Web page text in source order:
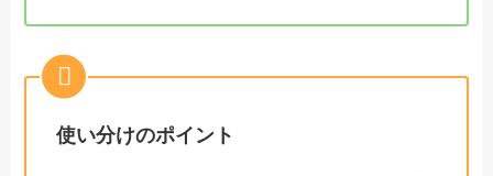
使い分けのポイント